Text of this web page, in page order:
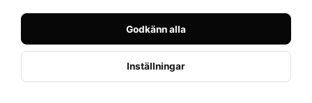
Godkänn alla
Inställningar